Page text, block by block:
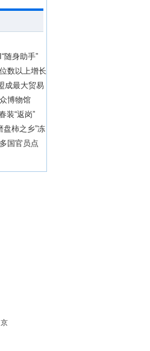
随身助手”
数以上增长
成最大贸易
博物馆
装“返岗”
盘柿之乡”冻
国官员点